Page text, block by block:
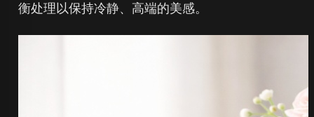
衡处理以保持冷静、高端的美感。